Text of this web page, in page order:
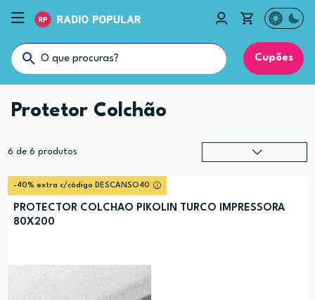
Cupões
Protetor Colchão
6 de 6 produtos
-40% extra c/código DESCANSO40
PROTECTOR COLCHAO PIKOLIN TURCO IMPRESSORA
80X200